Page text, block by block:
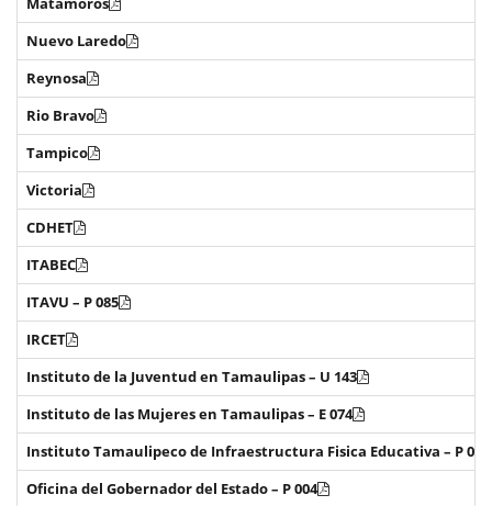
Matamoros
Nuevo Laredo
Reynosa
Rio Bravo
Tampico
Victoria
CDHET
ITABEC
ITAVU – P 085
IRCET
Instituto de la Juventud en Tamaulipas – U 143
Instituto de las Mujeres en Tamaulipas – E 074
Instituto Tamaulipeco de Infraestructura Fisica Educativa – P 087
Oficina del Gobernador del Estado – P 004